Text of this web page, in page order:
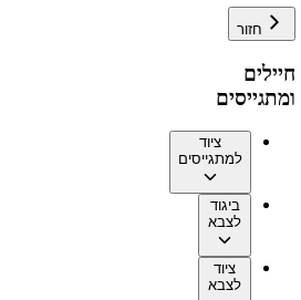
חזור
חיילים
ומתגייסים
ציוד
למתגייסים
ביגוד
לצבא
ציוד
לצבא